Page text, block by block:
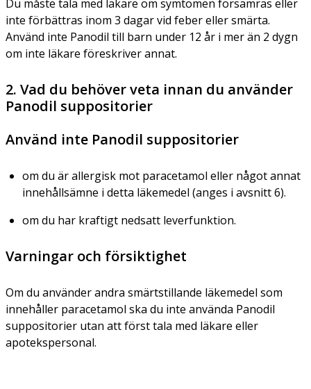
Du måste tala med läkare om symtomen försämras eller
inte förbättras inom 3 dagar vid feber eller smärta.
Använd inte Panodil till barn under 12 år i mer än 2 dygn
om inte läkare föreskriver annat.
2. Vad du behöver veta innan du använder
Panodil suppositorier
Använd inte Panodil suppositorier
om du är allergisk mot paracetamol eller något annat
innehållsämne i detta läkemedel (anges i avsnitt 6).
om du har kraftigt nedsatt leverfunktion.
Varningar och försiktighet
Om du använder andra smärtstillande läkemedel som
innehåller paracetamol ska du inte använda Panodil
suppositorier utan att först tala med läkare eller
apotekspersonal.